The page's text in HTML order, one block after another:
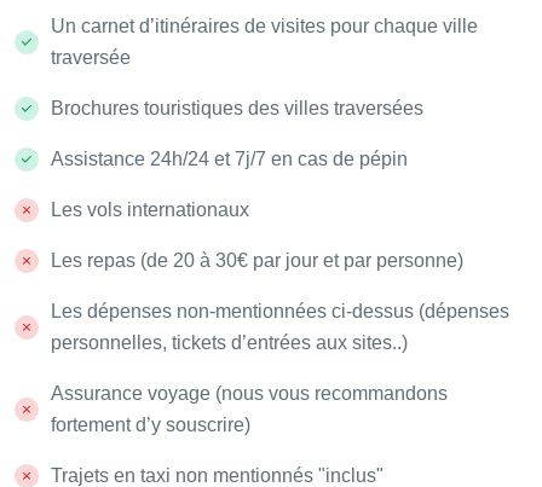
Un carnet d’itinéraires de visites pour chaque ville
traversée
Brochures touristiques des villes traversées
Assistance 24h/24 et 7j/7 en cas de pépin
Les vols internationaux
Les repas (de 20 à 30€ par jour et par personne)
Les dépenses non-mentionnées ci-dessus (dépenses
personnelles, tickets d’entrées aux sites..)
Assurance voyage (nous vous recommandons
fortement d’y souscrire)
Trajets en taxi non mentionnés "inclus"